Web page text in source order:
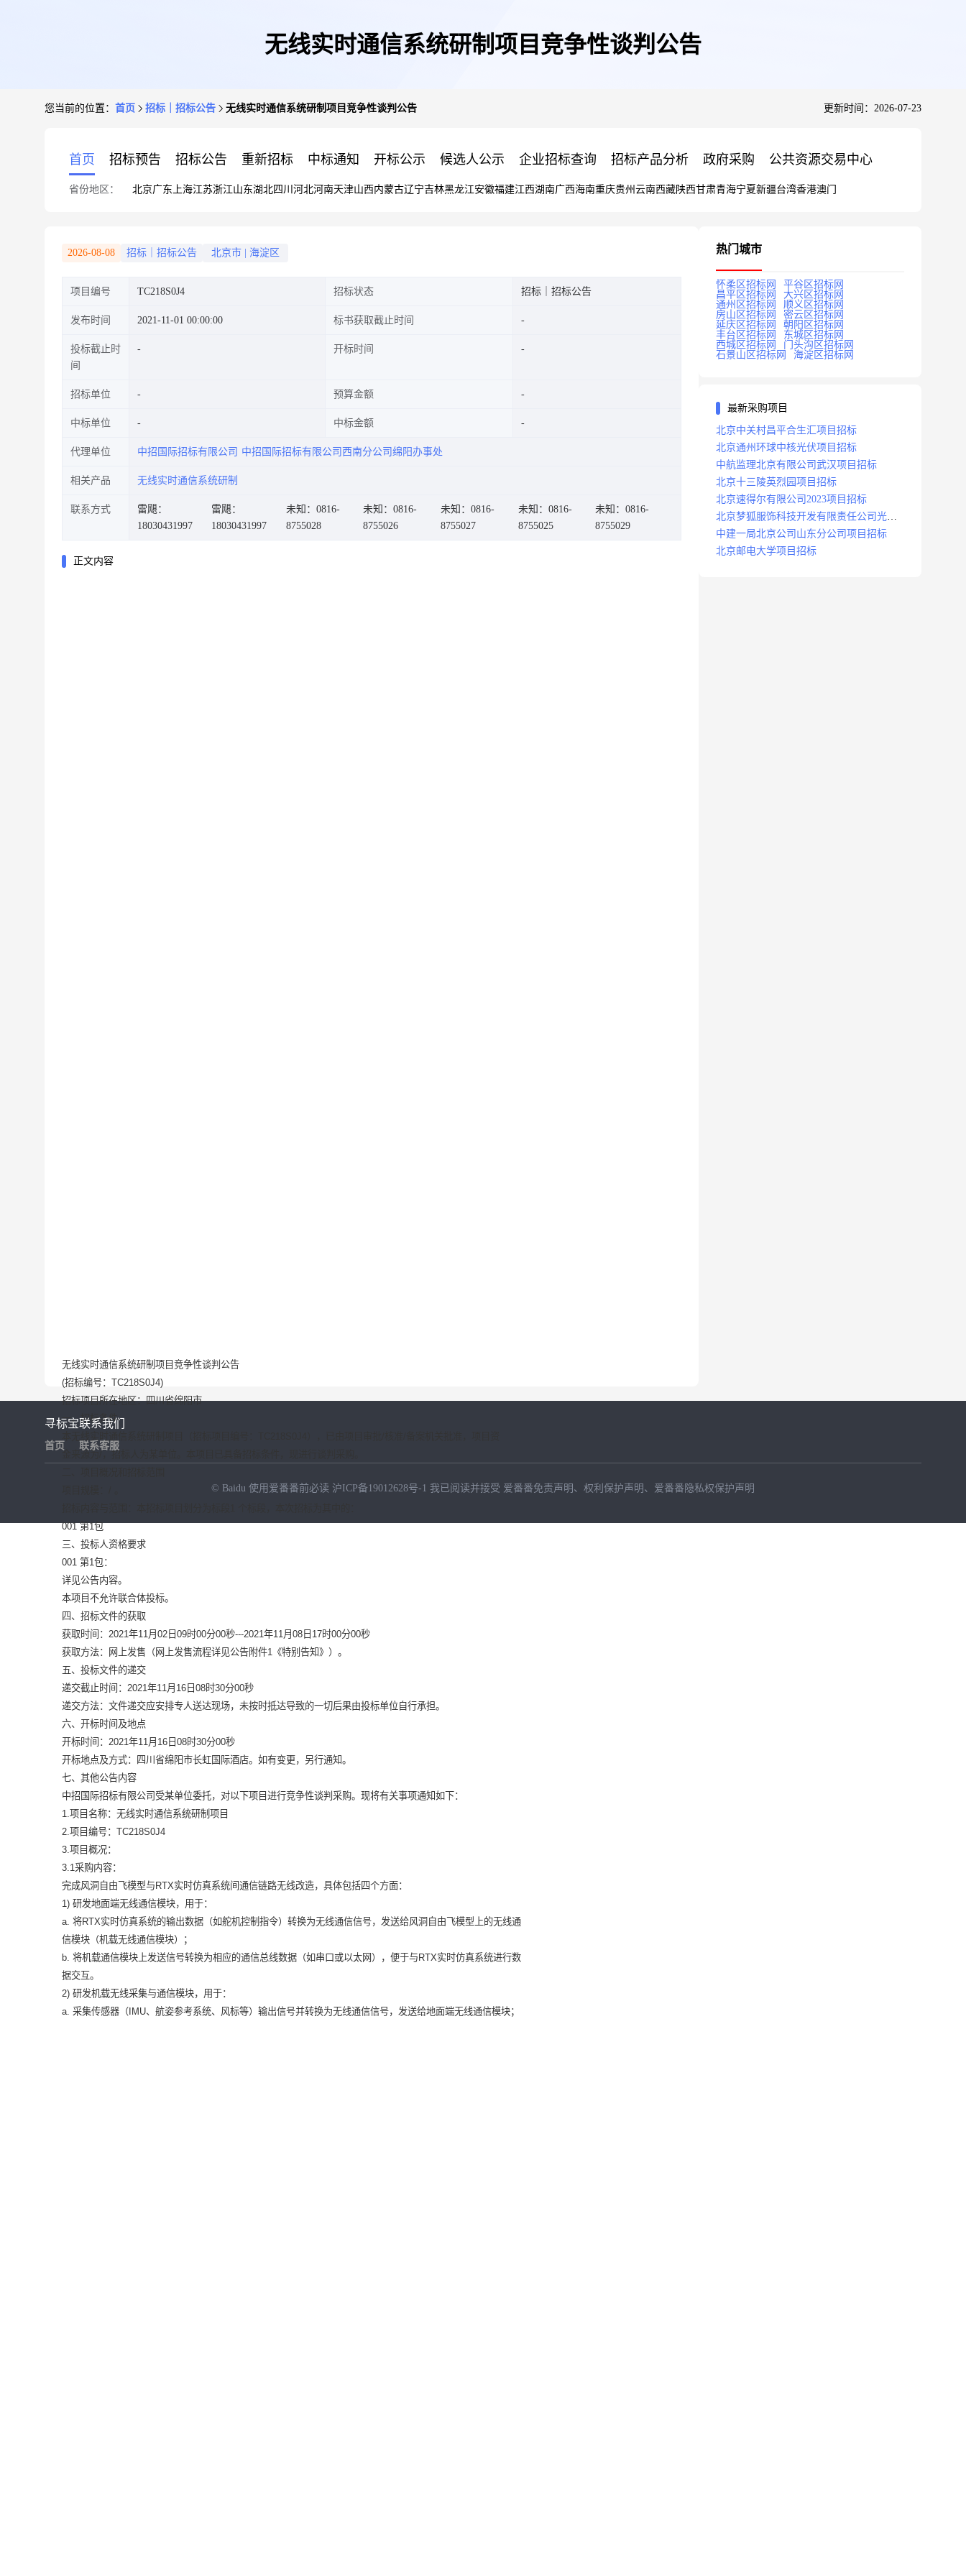
无线实时通信系统研制项目竞争性谈判公告
您当前的位置： 首页 招标｜招标公告 无线实时通信系统研制项目竞争性谈判公告 更新时间：2026-07-23
首页 招标预告 招标公告 重新招标 中标通知 开标公示 候选人公示 企业招标查询 招标产品分析 政府采购 公共资源交易中心
省份地区： 北京广东 上海江苏浙江山东湖北四川 河北河南天津山西内蒙古辽宁吉林黑龙江安徽福建江西湖南广西海南重庆贵州 云南西藏陕西甘肃青海宁夏新疆台湾香港澳门
2026-08-08 招标｜招标公告 北京市 海淀区
项目编号 TC218S0J4 招标状态 招标｜招标公告
发布时间 2021-11-01 00:00:00 标书获取截止时间
投标截止时
间
开标时间
招标单位 预算金额
中标单位 中标金额
代理单位 中招国际招标有限公司 中招国际招标有限公司西南分公司绵阳办事处
相关产品 无线实时通信系统研制
联系方式
雷飓：
18030431997
雷飓：
18030431997
未知：0816-
8755028
未知：0816-
8755026
未知：0816-
8755027
未知：0816-
8755025
未知：0816-
8755029
正文内容
无线实时通信系统研制项目竞争性谈判公告
(招标编号： TC218S0J4)
招标项目所在地区：四川省绵阳市
一、招标条件
001 第1包
三、投标人资格要求
001 第1包：
详见公告内容。
本项目 不允许联合体投标。
四、招标文件的获取
获取时间： 2021年11月02日09时00分00秒---2021年11月08日17时00分00秒
获取方法：
网上发售（网上发售流程详见公告附件1《特别告知》）。
五、投标文件的递交
递交截止时间： 2021年11月16日08时30分00秒
递交方法： 文件递交应安排专人送达现场，未按时抵达导致的一切后果由投标单位自行承担。
六、开标时间及地点
开标时间： 2021年11月16日08时30分00秒
开标地点及方式：
四川省绵阳市长虹国际酒店。如有变更，另行通知。
七、其他公告内容
中招国际招标有限公司受某单位委托，对以下项目进行竞争性谈判采购。现将有关事项通知如下：
1.项目名称：无线实时通信系统研制项目
2.项目编号：TC218S0J4
3.项目概况：
3.1采购内容：
完成风洞自由飞模型与RTX实时仿真系统间通信链路无线改造，具体包括四个方面：
1) 研发地面端无线通信模块，用于：
a. 将RTX实时仿真系统的输出数据（如舵机控制指令）转换为无线通信信号，发送给风洞自由飞模型上的无线通
信模块（机载无线通信模块）；
b. 将机载通信模块上发送信号转换为相应的通信总线数据（如串口或以太网），便于与RTX实时仿真系统进行数
据交互。
2) 研发机载无线采集与通信模块，用于：
a. 采集传感器（IMU、航姿参考系统、风标等）输出信号并转换为无线通信信号，发送给地面端无线通信模块；
热门城市
怀柔区招标网
平谷区招标网
昌平区招标网
大兴区招标网
通州区招标网
顺义区招标网
房山区招标网
密云区招标网
延庆区招标网
朝阳区招标网
丰台区招标网
东城区招标网
西城区招标网
门头沟区招标网
石景山区招标网
海淀区招标网
最新采购项目
北京中关村昌平合生汇项目招标
北京通州环球中核光伏项目招标
中航监理北京有限公司武汉项目招标
北京十三陵英烈园项目招标
北京速得尔有限公司2023项目招标
北京梦狐服饰科技开发有限责任公司光绿
能项目招标公告
中建一局北京公司山东分公司项目招标
北京邮电大学项目招标
寻标宝
首页
联系我们
联系客服
© Baidu 使用爱番番前必读 沪ICP备19012628号-1 我已阅读并接受 爱番番免责声明 、 权利保护声明 、 爱番番隐私权保护声明